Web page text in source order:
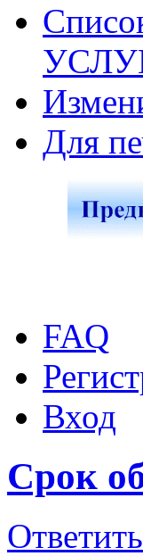
Для
FAQ
Вход
Срок
Ответить